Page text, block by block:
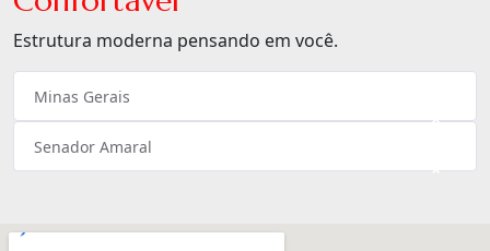
Estrutura moderna pensando em você.
×
Minas Gerais
×
Senador Amaral